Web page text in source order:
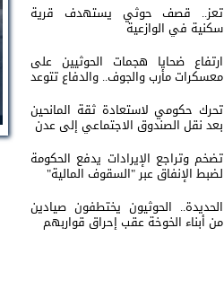
تعز.. قصف حوثي يستهدف قرية
سكنية في الوازعية
ارتفاع ضحايا هجمات الحوثيين على
معسكرات مأرب والجوف.. والدفاع تتوعد
تحرك حكومي لاستعادة ثقة المانحين
بعد نقل الصندوق الاجتماعي إلى عدن
تضخم وتراجع الإيرادات يدفع الحكومة
لضبط الإنفاق عبر "السقوف المالية"
الحديدة.. الحوثيون يختطفون صيادين
من أبناء الخوخة عقب إحراق قواربهم